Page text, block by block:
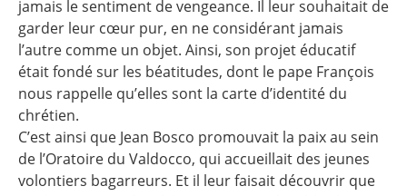
jamais le sentiment de vengeance. Il leur souhaitait de
garder leur cœur pur, en ne considérant jamais
l’autre comme un objet. Ainsi, son projet éducatif
était fondé sur les béatitudes, dont le pape François
nous rappelle qu’elles sont la carte d’identité du
chrétien.
C’est ainsi que Jean Bosco promouvait la paix au sein
de l’Oratoire du Valdocco, qui accueillait des jeunes
volontiers bagarreurs. Et il leur faisait découvrir que